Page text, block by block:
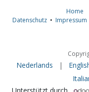
Home
Datenschutz • Impressum
Nederlands |